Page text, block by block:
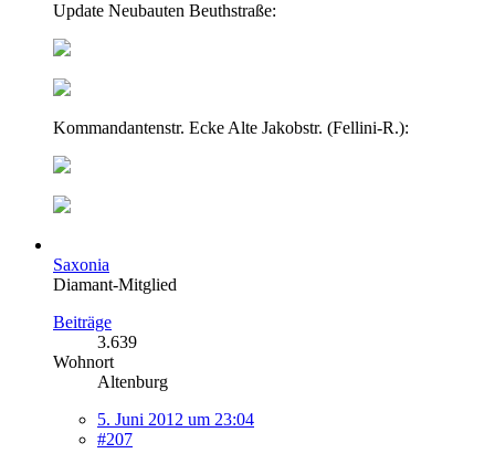
Update Neubauten Beuthstraße:
Kommandantenstr. Ecke Alte Jakobstr. (Fellini-R.):
Saxonia
Diamant-Mitglied
Beiträge
3.639
Wohnort
Altenburg
5. Juni 2012 um 23:04
#207